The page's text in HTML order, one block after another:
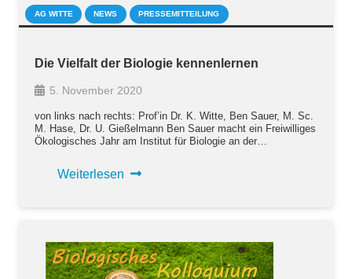
AG WITTE NEWS PRESSEMITTEILUNG
Die Vielfalt der Biologie kennenlernen
5. November 2020
von links nach rechts: Prof’in Dr. K. Witte, Ben Sauer, M. Sc.
M. Hase, Dr. U. Gießelmann Ben Sauer macht ein Freiwilliges
Ökologisches Jahr am Institut für Biologie an der…
Weiterlesen